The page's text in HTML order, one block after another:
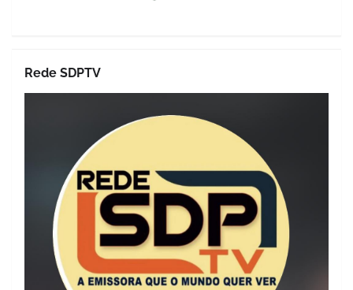
Rede SDPTV